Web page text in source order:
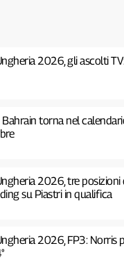
2026, gli ascolti
Bahrain torna nel
2026, tre
su Piastri in qualifica
2026, FP3: Norris